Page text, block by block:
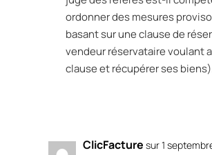
ordonner des mesures
basant sur une clause de
vendeur réservataire voulant
clause et récupérer ses
ClicFacture sur 1